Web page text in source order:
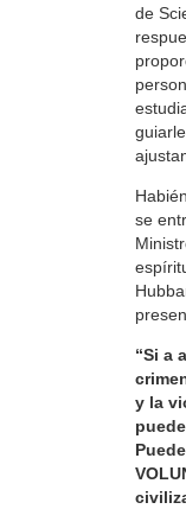
de
se
“Si a
y la